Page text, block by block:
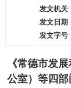
发文机关
发文日期
发文字号
《常德市发
公室）等四